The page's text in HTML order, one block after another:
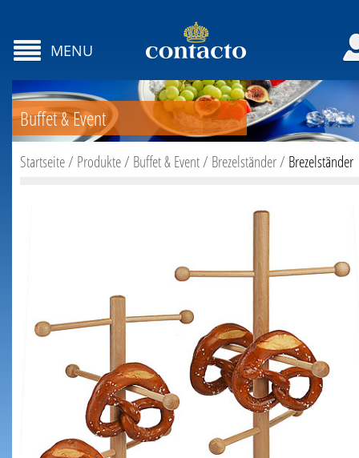
MENU
Buffet & Event
Startseite/ Produkte/ Buffet & Event/ Brezelständer/ Brezelständer